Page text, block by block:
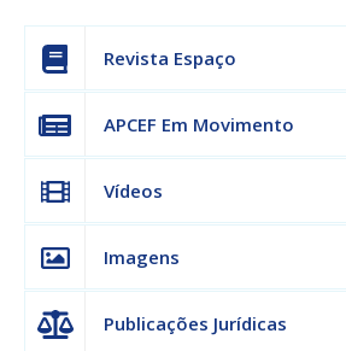
Revista Espaço
APCEF Em Movimento
Vídeos
Imagens
Publicações Jurídicas